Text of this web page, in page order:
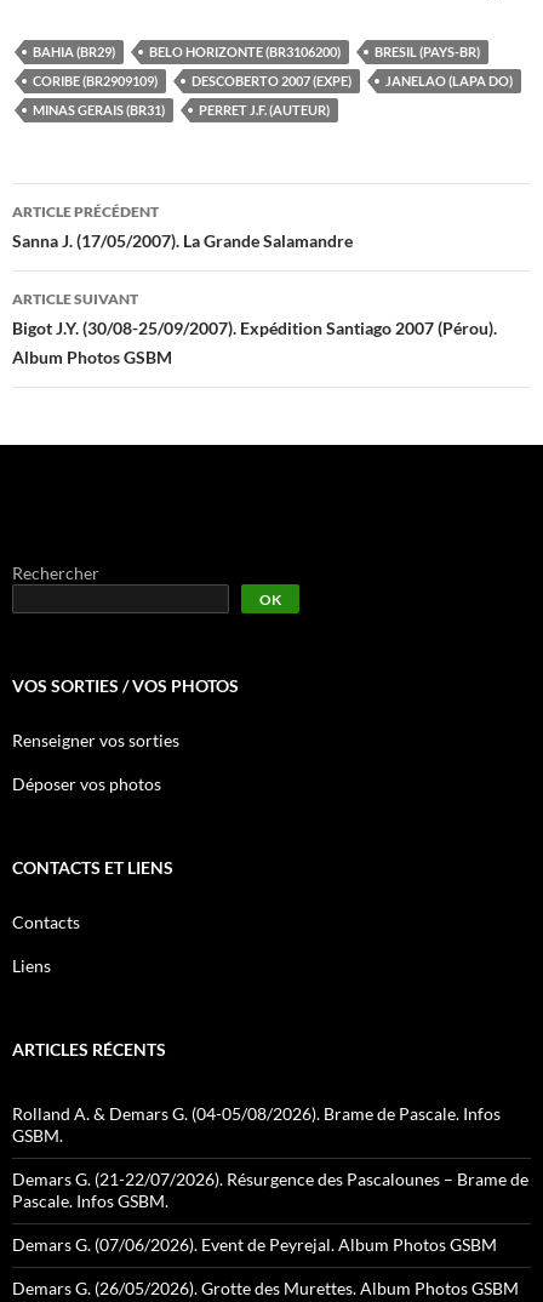
BAHIA (BR29) BELO HORIZONTE (BR3106200)
BRESIL (PAYS-BR)
CORIBE (BR2909109)
DESCOBERTO 2007 (EXPE)
JANELAO (LAPA DO)
MINAS GERAIS (BR31)
PERRET J.F. (AUTEUR)
Navigation
des
articles
ARTICLE PRÉCÉDENT
Sanna J. (17/05/2007). La Grande Salamandre
ARTICLE SUIVANT
Bigot J.Y. (30/08-25/09/2007). Expédition Santiago 2007 (Pérou).
Album Photos GSBM
Rechercher
OK
VOS SORTIES / VOS PHOTOS
Renseigner vos sorties
Déposer vos photos
CONTACTS ET LIENS
Contacts
Liens
ARTICLES RÉCENTS
Rolland A. & Demars G. (04-05/08/2026). Brame de Pascale. Infos
GSBM.
Demars G. (21-22/07/2026). Résurgence des Pascalounes – Brame de
Pascale. Infos GSBM.
Demars G. (07/06/2026). Event de Peyrejal. Album Photos GSBM
Demars G. (26/05/2026). Grotte des Murettes. Album Photos GSBM